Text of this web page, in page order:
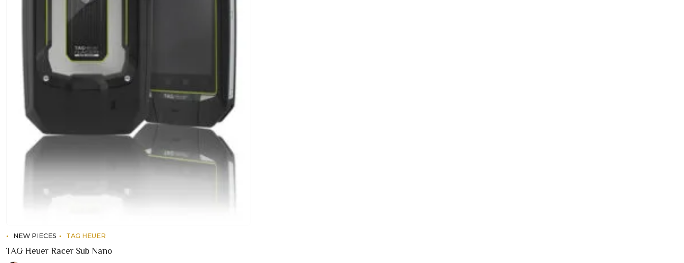
NEW PIECES TAG HEUER
TAG Heuer Racer Sub Nano